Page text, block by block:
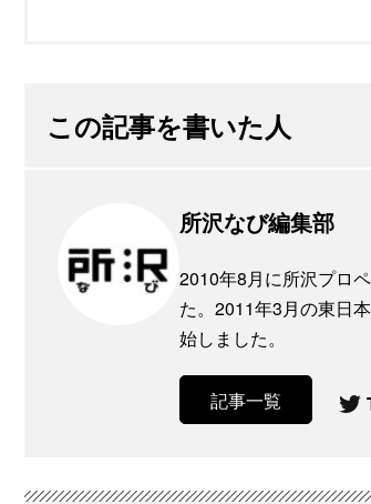
この記事を書いた人
所沢なび編集部
2010年8月に所沢プロ
た。2011年3月の東日
始しました。
記事一覧